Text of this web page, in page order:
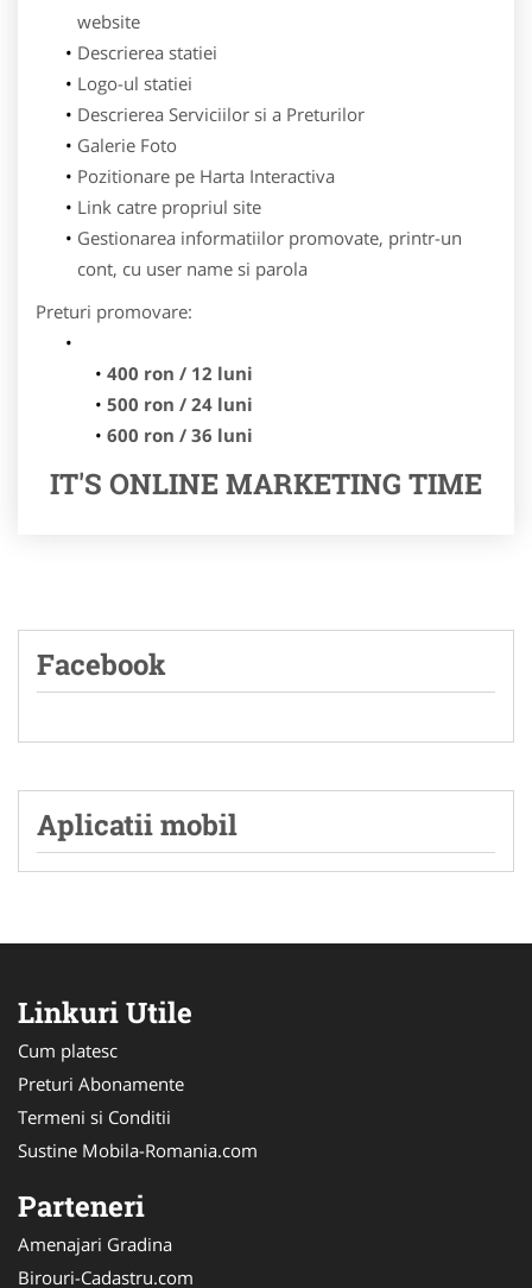
website
Descrierea statiei
Logo-ul statiei
Descrierea Serviciilor si a Preturilor
Galerie Foto
Pozitionare pe Harta Interactiva
Link catre propriul site
Gestionarea informatiilor promovate, printr-un
cont, cu user name si parola
Preturi promovare:
400 ron / 12 luni
500 ron / 24 luni
600 ron / 36 luni
IT'S ONLINE MARKETING TIME
Facebook
Aplicatii mobil
Linkuri Utile
Cum platesc
Preturi Abonamente
Termeni si Conditii
Sustine Mobila-Romania.com
Parteneri
Amenajari Gradina
Birouri-Cadastru.com